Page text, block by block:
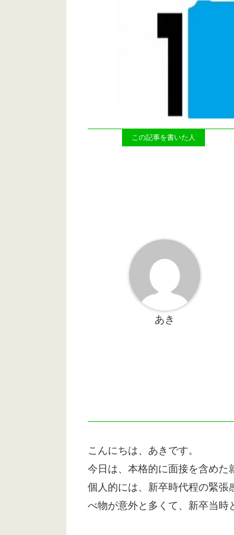
あき
こんにちは、あきです。
今日は、本格的に面接を含めた
個人的には、新卒時代程の緊張
べ物が意外と多くて、新卒当時